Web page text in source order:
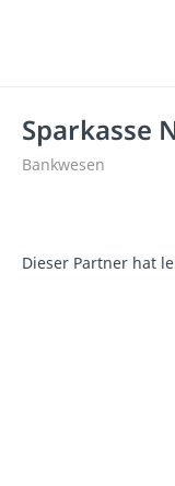
Sparkasse
Bankwesen
Dieser Partner hat